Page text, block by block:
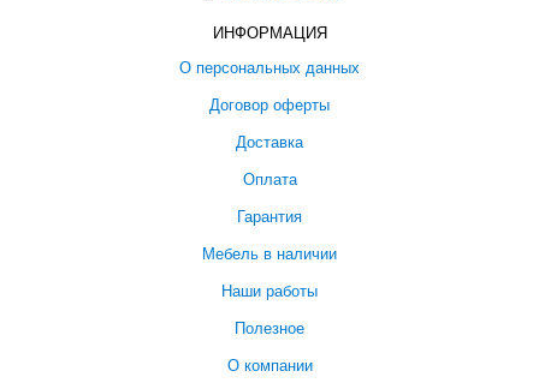
ИНФОРМАЦИЯ
О персональных данных
Договор оферты
Доставка
Оплата
Гарантия
Мебель в наличии
Наши работы
Полезное
О компании